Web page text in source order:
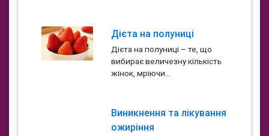
Дієта на полуниці
Дієта на полуниці – те, що
вибирає величезну кількість
жінок, мріючи...
Виникнення та лікування
ожиріння